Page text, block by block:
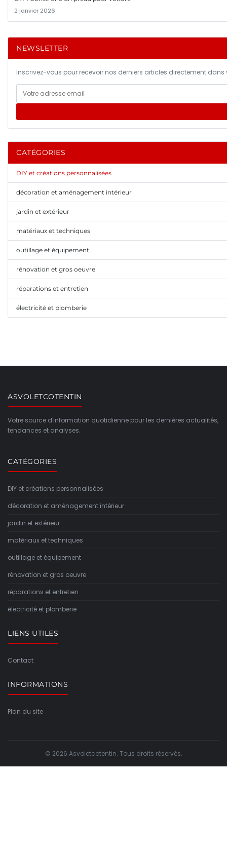
2 janvier 2026
NEWSLETTER
Inscrivez-vous pour recevoir nos derniers articles directement dans
CATÉGORIES
DIY et créations personnalisées
décoration et aménagement intérieur
jardin et extérieur
matériaux et techniques
outillage et équipement
rénovation et gros oeuvre
réparations et entretien
électricité et plomberie
ASVOLETCOTENTIN
Votre source d'information quotidienne pour les dernières actualités,
tendances et analyses.
CATÉGORIES
DIY et créations personnalisées
décoration et aménagement intérieur
jardin et extérieur
matériaux et techniques
outillage et équipement
rénovation et gros oeuvre
réparations et entretien
électricité et plomberie
LIENS UTILES
Contact
INFORMATIONS
Plan du site
© 2026 Asvoletcotentin. Tous droits réservés.